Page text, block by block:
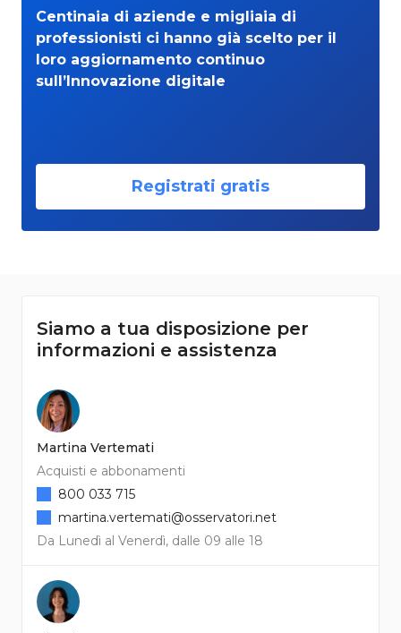
Centinaia di aziende e migliaia di
professionisti ci hanno già scelto per il
loro aggiornamento continuo
sull’Innovazione digitale
Registrati gratis
Siamo a tua disposizione per
informazioni e assistenza
Martina Vertemati
Acquisti e abbonamenti
Da Lunedì al Venerdì, dalle 09 alle 18
800 033 715
martina.vertemati@osservatori.net